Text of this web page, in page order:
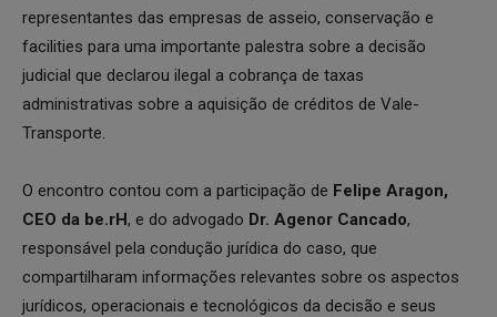
representantes das empresas de asseio, conservação e
facilities para uma importante palestra sobre a decisão
judicial que declarou ilegal a cobrança de taxas
administrativas sobre a aquisição de créditos de Vale-
Transporte.
O encontro contou com a participação de Felipe Aragon,
CEO da be.rH, e do advogado Dr. Agenor Cancado,
responsável pela condução jurídica do caso, que
compartilharam informações relevantes sobre os aspectos
jurídicos, operacionais e tecnológicos da decisão e seus